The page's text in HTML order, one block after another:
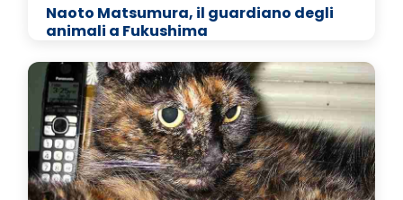
Naoto Matsumura, il guardiano degli
animali a Fukushima